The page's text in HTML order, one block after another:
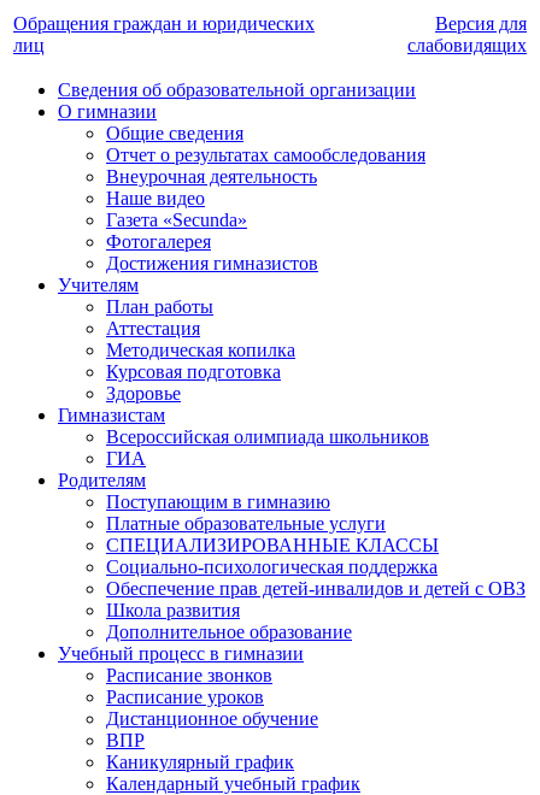
Обращения граждан и юридических
лиц
Версия для
слабовидящих
Сведения об образовательной организации
О гимназии
Общие сведения
Отчет о результатах самообследования
Внеурочная деятельность
Наше видео
Газета «Secunda»
Фотогалерея
Достижения гимназистов
Учителям
План работы
Аттестация
Методическая копилка
Курсовая подготовка
Здоровье
Гимназистам
Всероссийская олимпиада школьников
ГИА
Родителям
Поступающим в гимназию
Платные образовательные услуги
СПЕЦИАЛИЗИРОВАННЫЕ КЛАССЫ
Социально-психологическая поддержка
Обеспечение прав детей-инвалидов и детей с ОВЗ
Школа развития
Дополнительное образование
Учебный процесс в гимназии
Расписание звонков
Расписание уроков
Дистанционное обучение
ВПР
Каникулярный график
Календарный учебный график